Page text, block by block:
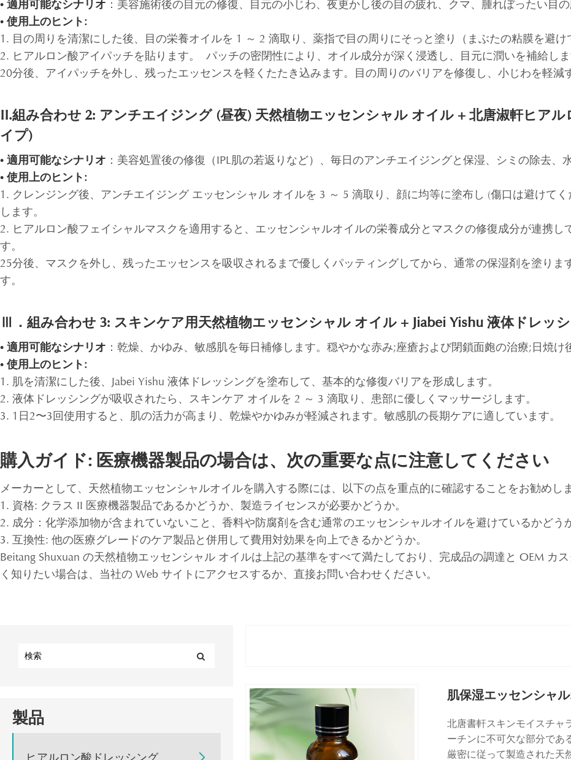
• 適用可能なシナリオ ：美容施術後の目元の修復、目元の小じわ、夜更かし後の目の疲れ、クマ、腫れぼったい目の
• 使用上のヒント:
1. 目の周りを清潔にした後、目の栄養オイルを 1 ～ 2 滴取り、薬指で目の周りにそっと塗り（まぶたの粘膜を避け
2. ヒアルロン酸アイパッチを貼ります。 パッチの密閉性により、オイル成分が深く浸透し、目元に潤いを補給しま
20分後、アイパッチを外し、残ったエッセンスを軽くたたき込みます。目の周りのバリアを修復し、小じわを軽減
II.組み合わせ 2: アンチエイジング (昼夜) 天然植物エッセンシャル オイル + 北唐淑軒ヒア
イプ)
• 適用可能なシナリオ ：美容処置後の修復（IPL肌の若返りなど）、毎日のアンチエイジングと保湿、シミの除去、水
• 使用上のヒント:
1. クレンジング後、アンチエイジング エッセンシャル オイルを 3 ～ 5 滴取り、顔に均等に塗布し (傷口は避けて
します。
2. ヒアルロン酸フェイシャルマスクを適用すると、エッセンシャルオイルの栄養成分とマスクの修復成分が連携し
す。
25分後、マスクを外し、残ったエッセンスを吸収されるまで優しくパッティングしてから、通常の保湿剤を塗り
す。
Ⅲ．組み合わせ 3: スキンケア用天然植物エッセンシャル オイル + Jiabei Yishu 液体ドレッ
• 適用可能なシナリオ ：乾燥、かゆみ、敏感肌を毎日補修します。穏やかな赤み;座瘡および閉鎖面皰の治療;日焼け
• 使用上のヒント:
1. 肌を清潔にした後、Jabei Yishu 液体ドレッシングを塗布して、基本的な修復バリアを形成します。
2. 液体ドレッシングが吸収されたら、スキンケア オイルを 2 ～ 3 滴取り、患部に優しくマッサージします。
3. 1日2〜3回使用すると、肌の活力が高まり、乾燥やかゆみが軽減されます。敏感肌の長期ケアに適しています。
購入ガイド: 医療機器製品の場合は、次の重要な点に注意してください
メーカーとして、天然植物エッセンシャルオイルを購入する際には、以下の点を重点的に確認することをお勧めしま
1. 資格: クラス II 医療機器製品であるかどうか、製造ライセンスが必要かどうか。
2. 成分：化学添加物が含まれていないこと、香料や防腐剤を含む通常のエッセンシャルオイルを避けているかどうか
3. 互換性: 他の医療グレードのケア製品と併用して費用対効果を向上できるかどうか。
Beitang Shuxuan の天然植物エッセンシャル オイルは上記の基準をすべて満たしており、完成品の調達と OEM カ
く知りたい場合は、当社の Web サイトにアクセスするか、直接お問い合わせください。
製品
肌保湿エッセンシャ
北唐書軒スキンモイスチャ
ーチンに不可欠な部分であ
厳密に従って製造された天